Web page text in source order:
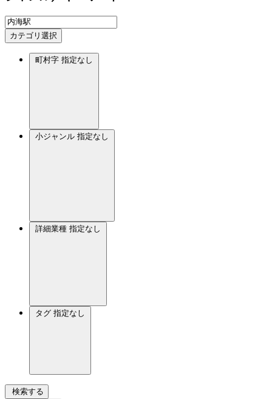
カテゴリ選択
町村字 指定なし
小ジャンル 指定なし
詳細業種 指定なし
タグ 指定なし
検索する